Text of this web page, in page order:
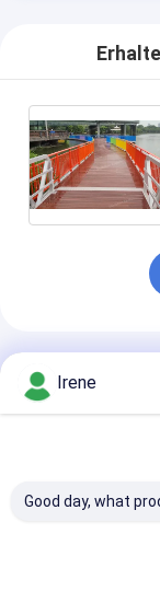
Empfohlene
Irene
Good day, what